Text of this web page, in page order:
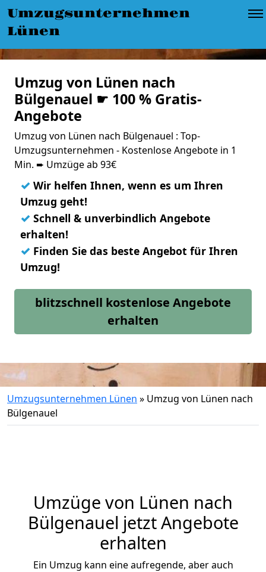
Umzugsunternehmen
Lünen
Umzug von Lünen nach
Bülgenauel ☛ 100 % Gratis-
Angebote
Umzug von Lünen nach Bülgenauel : Top-
Umzugsunternehmen - Kostenlose Angebote in 1
Min. ➨ Umzüge ab 93€
✓ Wir helfen Ihnen, wenn es um Ihren
Umzug geht!
✓ Schnell & unverbindlich Angebote
erhalten!
✓ Finden Sie das beste Angebot für Ihren
Umzug!
blitzschnell kostenlose Angebote
erhalten
Umzugsunternehmen Lünen » Umzug von Lünen nach
Bülgenauel
Umzüge von Lünen nach
Bülgenauel jetzt Angebote
erhalten
Ein Umzug kann eine aufregende, aber auch